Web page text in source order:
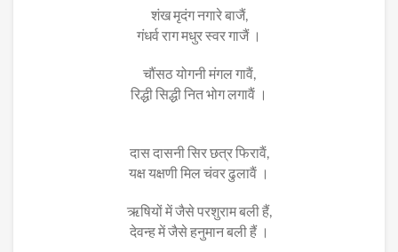
शंख मृदंग नगारे बाजैं,
गंधर्व राग मधुर स्वर गाजैं ।
चौंसठ योगनी मंगल गावैं,
रिद्धी सिद्धी नित भोग लगावैं ।
दास दासनी सिर छत्र फिरावैं,
यक्ष यक्षणी मिल चंवर ढुलावैं ।
ऋषियों में जैसे परशुराम बली हैं,
देवन्ह में जैसे हनुमान बली हैं ।